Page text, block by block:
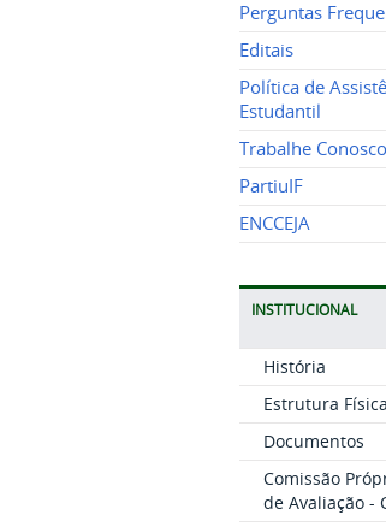
Perguntas
Editais
Política de
Estudantil
Trabalhe Conosco
PartiuIF
ENCCEJA
INSTITUCIONAL
História
Estrutura Física
Documentos
Comissão
de Avaliação -